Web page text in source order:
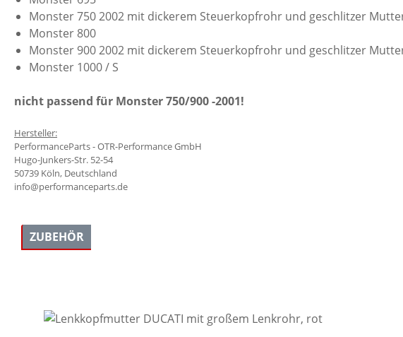
Monster 750 2002 mit dickerem Steuerkopfrohr und geschlitzer
Monster 800
Monster 900 2002 mit dickerem Steuerkopfrohr und geschlitzer
Monster 1000 / S
nicht passend für Monster 750/900 -2001!
Hersteller:
PerformanceParts - OTR-Performance GmbH
Hugo-Junkers-Str. 52-54
50739 Köln, Deutschland
info@performanceparts.de
ZUBEHÖR